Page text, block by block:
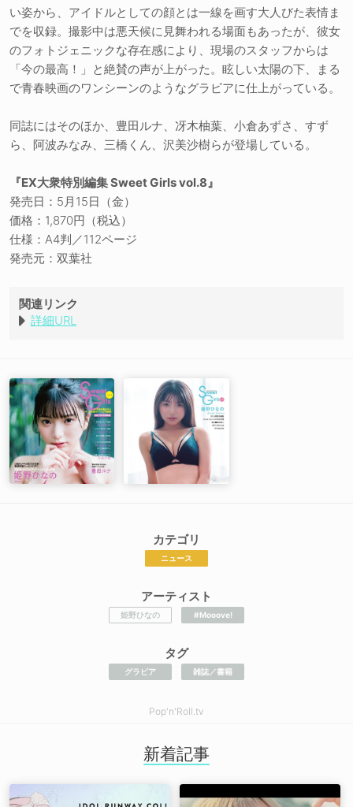
い姿から、アイドルとしての顔とは一線を画す大人びた表情ま
でを収録。撮影中は悪天候に見舞われる場面もあったが、彼女
のフォトジェニックな存在感により、現場のスタッフからは
「今の最高！」と絶賛の声が上がった。眩しい太陽の下、まる
で青春映画のワンシーンのようなグラビアに仕上がっている。
同誌にはそのほか、豊田ルナ、冴木柚葉、小倉あずさ、すず
ら、阿波みなみ、三橋くん、沢美沙樹らが登場している。
『EX大衆特別編集 Sweet Girls vol.8』
発売日：5月15日（金）
価格：1,870円（税込）
仕様：A4判／112ページ
発売元：双葉社
関連リンク
詳細URL
カテゴリ
ニュース
アーティスト
姫野ひなの #Mooove!
タグ
グラビア 雑誌／書籍
Pop'n'Roll.tv
新着記事